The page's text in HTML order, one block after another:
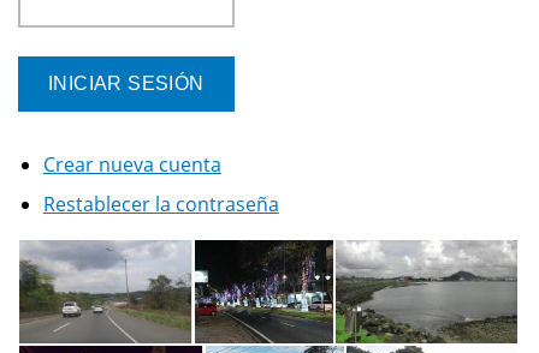
Crear nueva cuenta
Restablecer la contraseña